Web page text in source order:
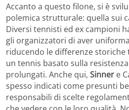
Accanto a questo filone, si è
polemica strutturale: quella sui
Diversi tennisti ed ex campioni
gli organizzatori di aver
riducendo le differenze
un tennis basato sulla
prolungati. Anche qui, Sinner e
spesso indicati come presunti
responsabili di scelte